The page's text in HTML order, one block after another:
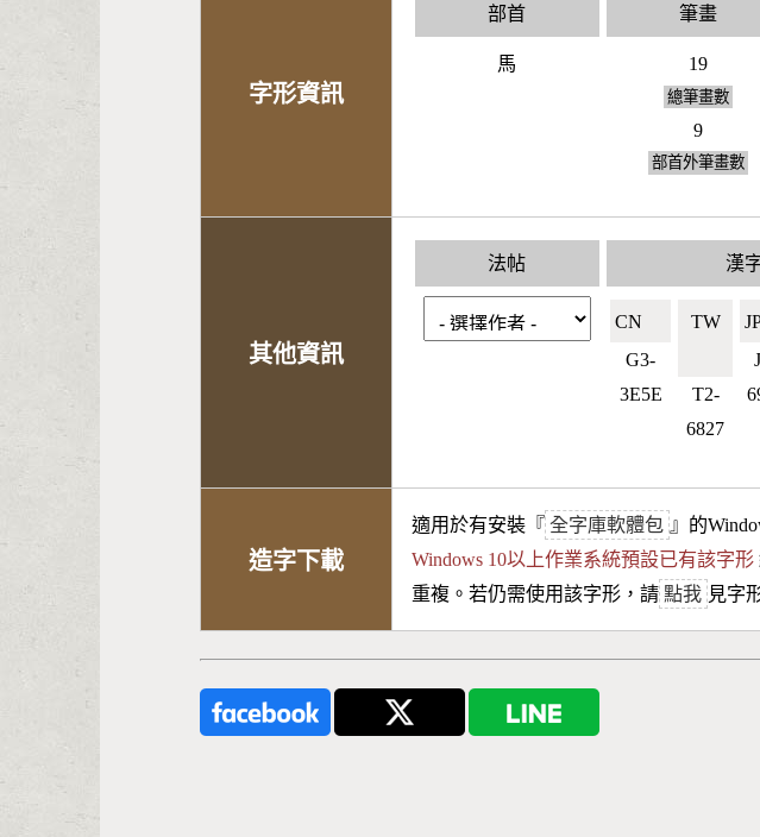
字形資訊
部首
馬
筆畫
19
總筆畫數
9
部首外筆畫數
其他資訊
法帖 漢
CN🇨🇳
G3-
3E5E
TW
T2-
6827
造字下載
適用於有安裝『 全字庫軟體包 』的
Windows 10以上作業系統預設已有該字形
重複。若仍需使用該字形，請 點我 見字